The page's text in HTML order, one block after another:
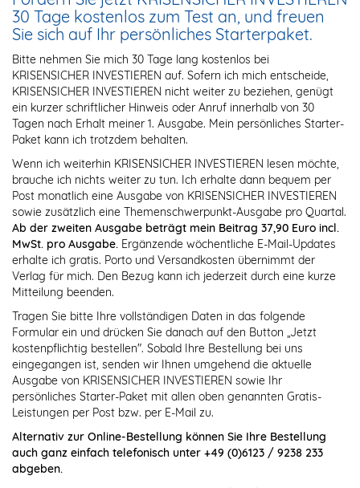
30 Tage kostenlos zum Test an, und freuen
Sie sich auf Ihr persönliches Starterpaket.
Bitte nehmen Sie mich 30 Tage lang kostenlos bei
KRISENSICHER INVESTIEREN auf. Sofern ich mich entscheide,
KRISENSICHER INVESTIEREN nicht weiter zu beziehen, genügt
ein kurzer schriftlicher Hinweis oder Anruf innerhalb von 30
Tagen nach Erhalt meiner 1. Ausgabe. Mein persönliches Starter-
Paket kann ich trotzdem behalten.
Wenn ich weiterhin KRISENSICHER INVESTIEREN lesen möchte,
brauche ich nichts weiter zu tun. Ich erhalte dann bequem per
Post monatlich eine Ausgabe von KRISENSICHER INVESTIEREN
sowie zusätzlich eine Themenschwerpunkt-Ausgabe pro Quartal.
Ab der zweiten Ausgabe beträgt mein Beitrag 37,90 Euro incl.
MwSt. pro Ausgabe. Ergänzende wöchentliche E-Mail-Updates
erhalte ich gratis. Porto und Versandkosten übernimmt der
Verlag für mich. Den Bezug kann ich jederzeit durch eine kurze
Mitteilung beenden.
Tragen Sie bitte Ihre vollständigen Daten in das folgende
Formular ein und drücken Sie danach auf den Button „Jetzt
kostenpflichtig bestellen". Sobald Ihre Bestellung bei uns
eingegangen ist, senden wir Ihnen umgehend die aktuelle
Ausgabe von KRISENSICHER INVESTIEREN sowie Ihr
persönliches Starter-Paket mit allen oben genannten Gratis-
Leistungen per Post bzw. per E-Mail zu.
Alternativ zur Online-Bestellung können Sie Ihre Bestellung
auch ganz einfach telefonisch unter +49 (0)6123 / 9238 233
abgeben.